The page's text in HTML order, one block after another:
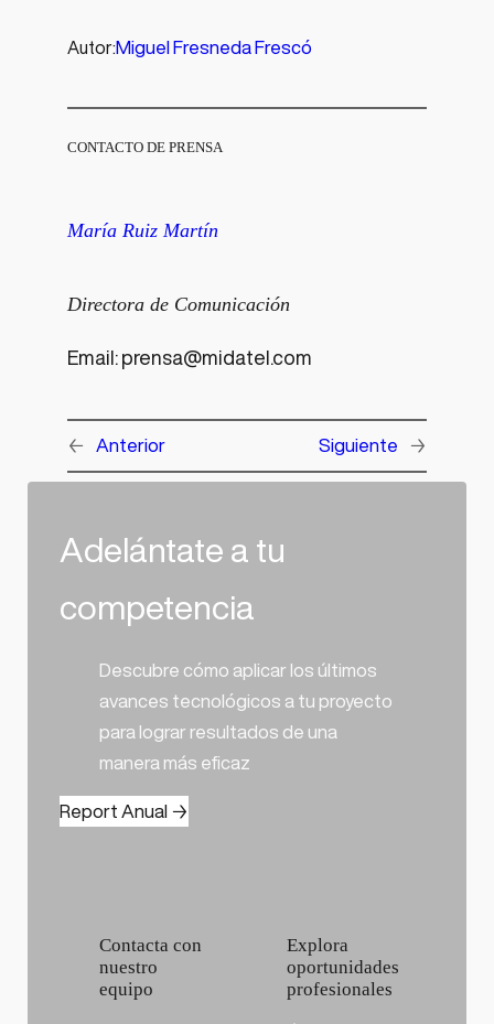
Autor:Miguel Fresneda Frescó
CONTACTO DE PRENSA
María Ruiz Martín
Directora de Comunicación
Email: prensa@midatel.com
← Anterior Siguiente →
Adelántate a tu
competencia
Descubre cómo aplicar los últimos
avances tecnológicos a tu proyecto
para lograr resultados de una
manera más eficaz
Report Anual →
Contacta con
nuestro
equipo
Explora
oportunidades
profesionales